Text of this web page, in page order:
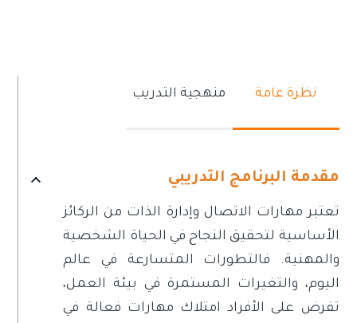
نظرة عامة منهجية التدريب
مقدمة البرنامج التدريبي
تعتبر مهارات الاتصال وإدارة الذات من الركائز
الأساسية لتحقيق النجاح في الحياة الشخصية
والمهنية. فالتطورات المتسارعة في عالم
اليوم، والتغيرات المستمرة في بيئة العمل،
تفرض على الأفراد امتلاك مهارات فعالة في